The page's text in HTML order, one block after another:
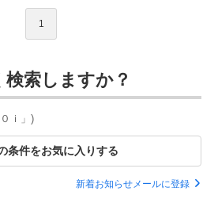
1
索しますか？
ｉ」)
条件をお気に入りする
新着お知らせメールに登録